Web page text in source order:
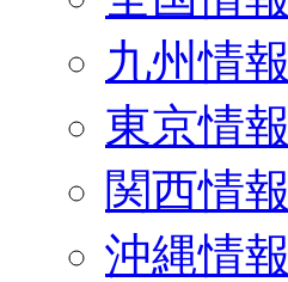
九州情報
東京情報
関西情報
沖縄情報